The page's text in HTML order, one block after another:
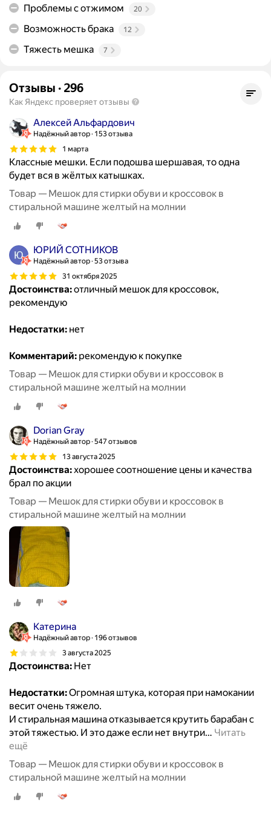
Проблемы с отжимом 20
Возможность брака 12
Тяжесть мешка 7
Отзывы · 296
Как Яндекс проверяет отзывы
Алексей Альфардович
Надёжный автор 153 отзыва
1 марта
Классные мешки. Если подошва шершавая, то одна
будет вся в жёлтых катышках.
Товар — Мешок для стирки обуви и кроссовок в
стиральной машине желтый на молнии
ЮРИЙ СОТНИКОВ
Надёжный автор 53 отзыва
31 октября 2025
Достоинства:отличный мешок для кроссовок,
рекомендую
Недостатки: нет
Комментарий: рекомендую к покупке
Товар — Мешок для стирки обуви и кроссовок в
стиральной машине желтый на молнии
Dorian Gray
Надёжный автор 547 отзывов
13 августа 2025
Достоинства:хорошее соотношение цены и качества
брал по акции
Товар — Мешок для стирки обуви и кроссовок в
стиральной машине желтый на молнии
Катерина
Надёжный автор 196 отзывов
3 августа 2025
Достоинства: Нет
Недостатки:Огромная штука, которая при намокании
весит очень тяжело.
И стиральная машина отказывается крутить барабан с
этой тяжестью. И это даже если нет внутри… Читать
ещё
Товар — Мешок для стирки обуви и кроссовок в
стиральной машине желтый на молнии